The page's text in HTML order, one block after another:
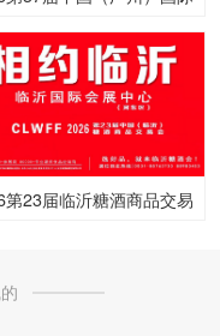
览会
第23届临沂糖酒商品交易